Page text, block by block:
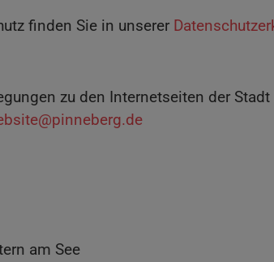
finden Sie in unserer
zu den Internetseiten der
am See